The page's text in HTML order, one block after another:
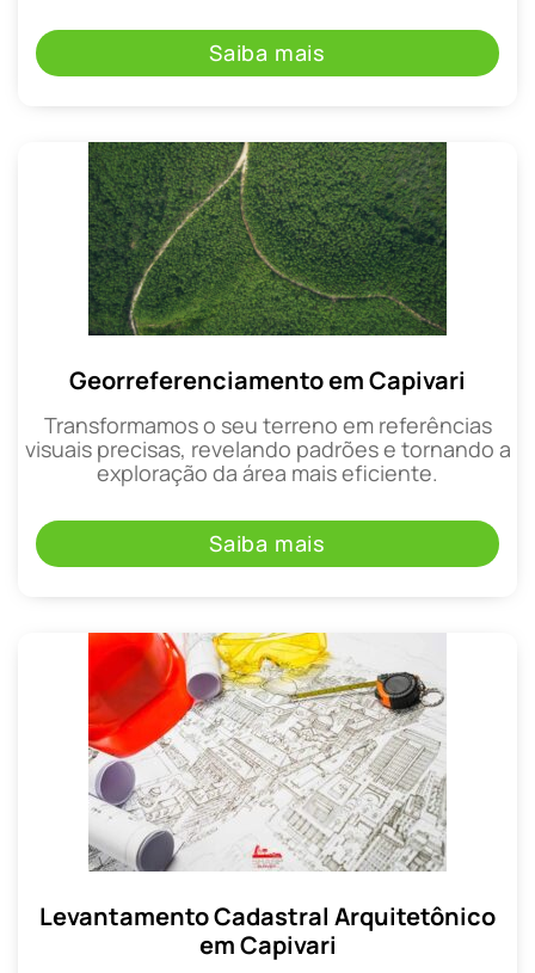
Saiba mais
Georreferenciamento em Capivari
Transformamos o seu terreno em referências
visuais precisas, revelando padrões e tornando a
exploração da área mais eficiente.
Saiba mais
Levantamento Cadastral Arquitetônico
em Capivari